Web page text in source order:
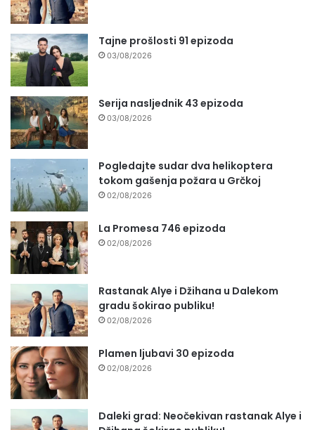
Tajne prošlosti 91 epizoda
03/08/2026
Serija nasljednik 43 epizoda
03/08/2026
Pogledajte sudar dva helikoptera
tokom gašenja požara u Grčkoj
02/08/2026
La Promesa 746 epizoda
02/08/2026
Rastanak Alye i Džihana u Dalekom
gradu šokirao publiku!
02/08/2026
Plamen ljubavi 30 epizoda
02/08/2026
Daleki grad: Neočekivan rastanak Alye i